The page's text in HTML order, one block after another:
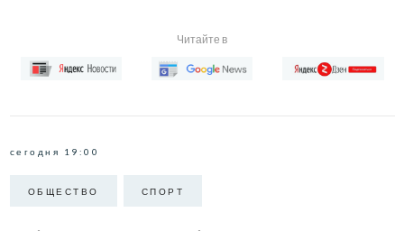
Читайте в
сегодня 19:00
ОБЩЕСТВО СПОРТ